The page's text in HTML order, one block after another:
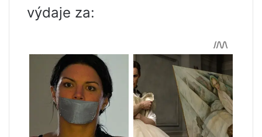
výdaje za: